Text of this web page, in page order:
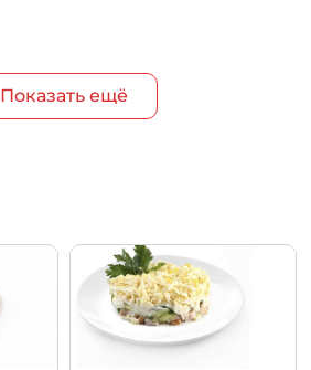
Показать ещё